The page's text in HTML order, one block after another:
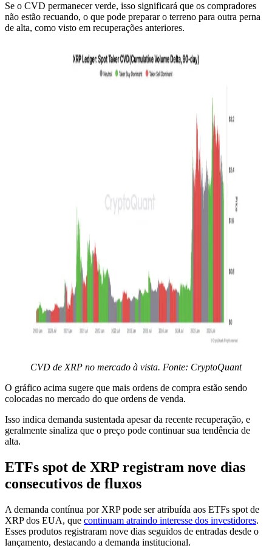
Se o CVD permanecer verde, isso significará que os compradores
não estão recuando, o que pode preparar o terreno para outra perna
de alta, como visto em recuperações anteriores.
CVD de XRP no mercado à vista. Fonte: CryptoQuant
O gráfico acima sugere que mais ordens de compra estão sendo
colocadas no mercado do que ordens de venda.
Isso indica demanda sustentada apesar da recente recuperação, e
geralmente sinaliza que o preço pode continuar sua tendência de
alta.
ETFs spot de XRP registram nove dias
consecutivos de fluxos
A demanda contínua por XRP pode ser atribuída aos ETFs spot de
XRP dos EUA, que continuam atraindo interesse dos investidores.
Esses produtos registraram nove dias seguidos de entradas desde o
lançamento, destacando a demanda institucional.